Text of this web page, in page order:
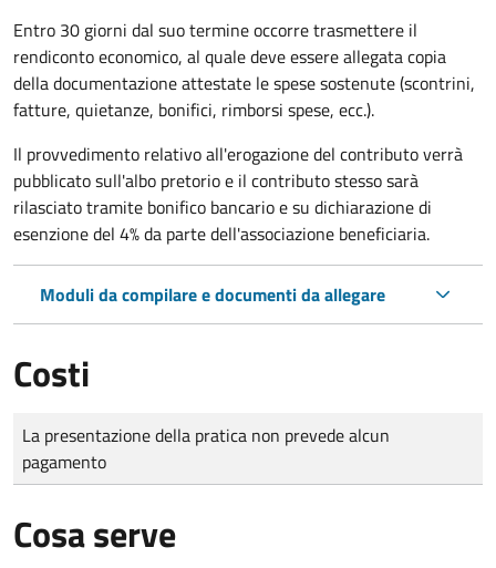
Entro 30 giorni dal suo termine occorre trasmettere il
rendiconto economico, al quale deve essere allegata copia
della documentazione attestate le spese sostenute (scontrini,
fatture, quietanze, bonifici, rimborsi spese, ecc.).
Il provvedimento relativo all'erogazione del contributo verrà
pubblicatosull'albo pretorio e il contributo stesso sarà
rilasciato tramite bonifico bancario e su dichiarazione di
esenzione del 4% da parte dell'associazione beneficiaria.
Moduli da compilare e documenti da allegare
Costi
Tipo di pagamento
Importo
La presentazione della pratica non prevede alcun
pagamento
Cosa serve